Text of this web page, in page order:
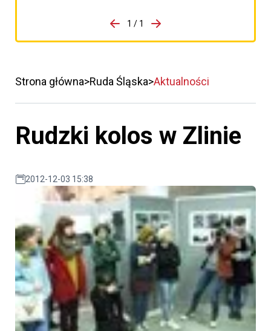
porzpedniego komunikatu
1 / 1
Przejdź do następnego
Strona główna Ruda Śląska Aktualności
Rudzki kolos w Zlinie
2012-12-03 15:38